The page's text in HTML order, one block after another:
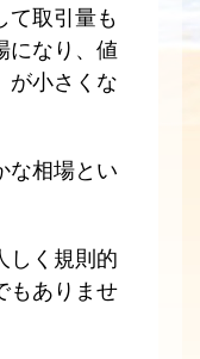
て取引量も
になり、値
が小さくな
な相場とい
しく規則的
もありませ